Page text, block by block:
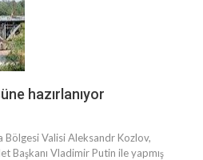
hazırlanıyor
Bölgesi Valisi Aleksandr Kozlov,
Başkanı Vladimir Putin ile yapmış